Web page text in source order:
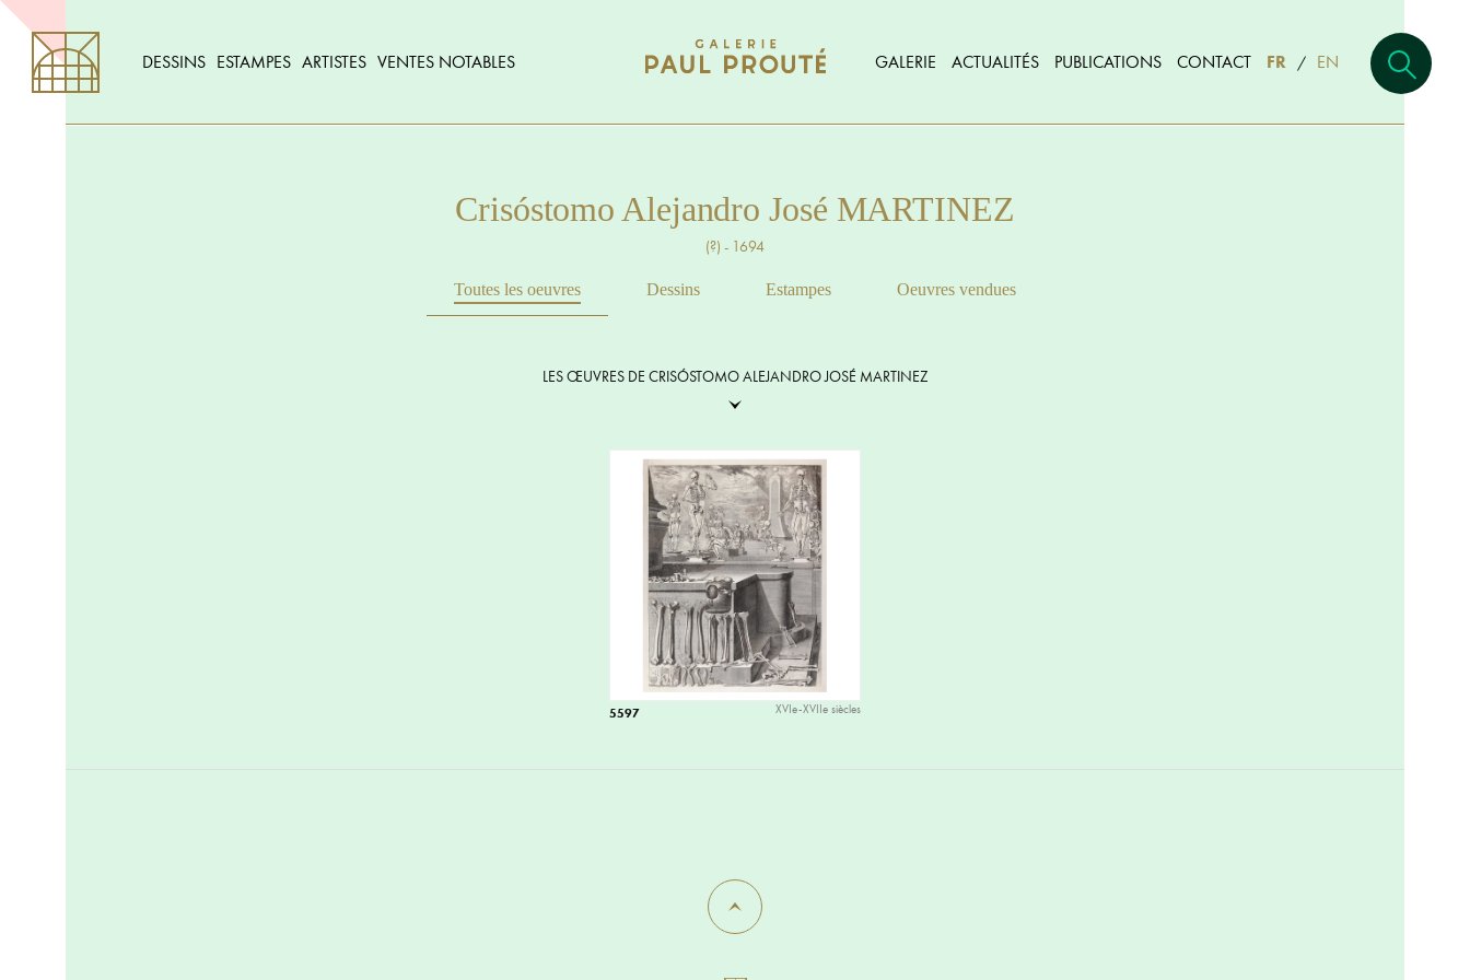
DESSINS ESTAMPES ARTISTES VENTES NOTABLES GALERIE ACTUALITÉS PUBLICATIONS CONTACT FR / EN
Crisóstomo Alejandro José MARTINEZ
(?) - 1694
Toutes les oeuvres Dessins Estampes Oeuvres vendues
LES ŒUVRES DE CRISÓSTOMO ALEJANDRO JOSÉ MARTINEZ
5597 XVIe-XVIIe siècles